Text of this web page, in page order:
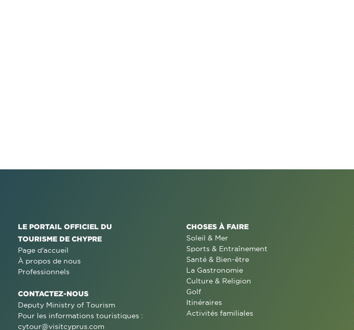
LE PORTAIL OFFICIEL DU
TOURISME DE CHYPRE
Page d'accueil
À propos de nous
Professionnels
CONTACTEZ-NOUS
Deputy Ministry of Tourism
Pour les informations touristiques :
cytour@visitcyprus.com
CHOSES À FAIRE
Soleil & Mer
Sports & Entraînement
Santé & Bien-être
La Gastronomie
Culture & Religion
Golf
Itinéraires
Activités familiales